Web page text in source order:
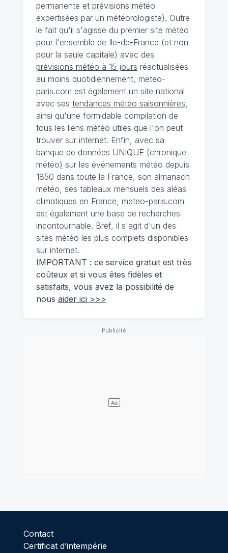
permanente et prévisions météo
expertisées par un météorologiste). Outre
le fait qu'il s'agisse du premier site météo
pour l'ensemble de Ile-de-France (et non
pour la seule capitale) avec des
prévisions météo à 15 jours réactualisées
au moins quotidiennement, meteo-
paris.com est également un site national
avec ses tendances météo saisonnières,
ainsi qu'une formidable compilation de
tous les liens météo utiles que l'on peut
trouver sur internet. Enfin, avec sa
banque de données UNIQUE (chronique
météo) sur les événements météo depuis
1850 dans toute la France, son almanach
météo, ses tableaux mensuels des aléas
climatiques en France, meteo-paris.com
est également une base de recherches
incontournable. Bref, il s'agit d'un des
sites météo les plus complets disponibles
sur internet.
IMPORTANT : ce service gratuit est très
coûteux et si vous êtes fidèles et
satisfaits, vous avez la possibilité de
nous aider ici >>>
Contact
Certificat d’intempérie